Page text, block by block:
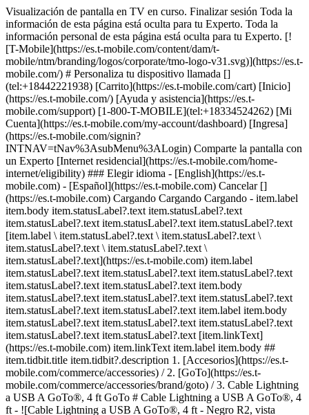
Visualización de pantalla en TV en curso. Finalizar sesión Toda la
información de esta página está oculta para tu Experto. Toda la
información personal de esta página está oculta para tu Experto. [!
[T-Mobile](https://es.t-mobile.com/content/dam/t-
mobile/ntm/branding/logos/corporate/tmo-logo-v31.svg)](https://es.t-
mobile.com/) # ​​​​​​​Personaliza tu dispositivo llamada []
(tel:+18442221938) [Carrito](https://es.t-mobile.com/cart) [Inicio]
(https://es.t-mobile.com/) [Ayuda y asistencia](https://es.t-
mobile.com/support) [1-800-T-MOBILE](tel:+18334524262) [Mi
Cuenta](https://es.t-mobile.com/my-account/dashboard) [Ingresa]
(https://es.t-mobile.com/signin?
INTNAV=tNav%3AsubMenu%3ALogin) Comparte la pantalla con
un Experto [Internet residencial](https://es.t-mobile.com/home-
internet/eligibility) ### Elegir idioma - [English](https://es.t-
mobile.com) - [Español](https://es.t-mobile.com) Cancelar []
(https://es.t-mobile.com) Cargando Cargando Cargando - item.label
item.body item.statusLabel?.text item.statusLabel?.text
item.statusLabel?.text item.statusLabel?.text item.statusLabel?.text
[item.label \ item.statusLabel?.text \ item.statusLabel?.text \
item.statusLabel?.text \ item.statusLabel?.text \
item.statusLabel?.text](https://es.t-mobile.com) item.label
item.statusLabel?.text item.statusLabel?.text item.statusLabel?.text
item.statusLabel?.text item.statusLabel?.text item.body
item.statusLabel?.text item.statusLabel?.text item.statusLabel?.text
item.statusLabel?.text item.statusLabel?.text item.label item.body
item.statusLabel?.text item.statusLabel?.text item.statusLabel?.text
item.statusLabel?.text item.statusLabel?.text [item.linkText]
(https://es.t-mobile.com) item.linkText item.label item.body ##
item.tidbit.title item.tidbit?.description 1. [Accesorios](https://es.t-
mobile.com/commerce/accessories) / 2. [GoTo](https://es.t-
mobile.com/commerce/accessories/brand/goto) / 3. Cable Lightning
a USB A GoTo®, 4 ft GoTo # Cable Lightning a USB A GoTo®, 4
ft - ![Cable Lightning a USB A GoTo®, 4 ft - Negro R2, vista